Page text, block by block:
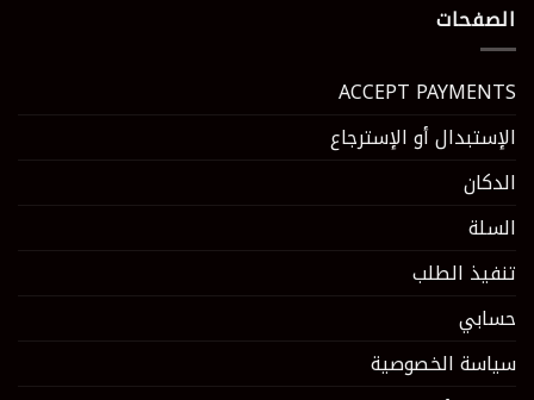
الصفحات
ACCEPT PAYMENTS
الإستبدال أو الإسترجاع
الدكان
السلة
تنفيذ الطلب
حسابي
سياسة الخصوصية